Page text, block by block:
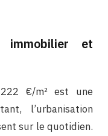
immobilier et
€/m² est une
l’urbanisation
sur le quotidien.